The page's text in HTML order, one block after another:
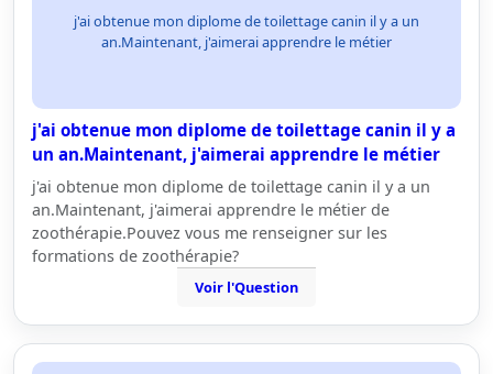
j'ai obtenue mon diplome de toilettage canin il y a un
an.Maintenant, j'aimerai apprendre le métier
j'ai obtenue mon diplome de toilettage canin il y a
un an.Maintenant, j'aimerai apprendre le métier
j'ai obtenue mon diplome de toilettage canin il y a un
an.Maintenant, j'aimerai apprendre le métier de
zoothérapie.Pouvez vous me renseigner sur les
formations de zoothérapie?
Voir l'Question